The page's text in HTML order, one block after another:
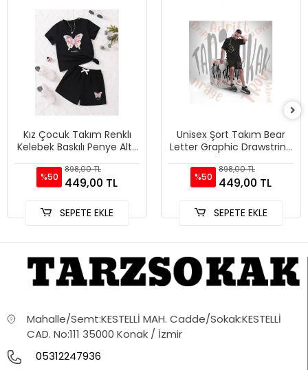
Kız Çocuk Takım Renklı
Kelebek Baskılı Penye Alt-
%50
898,00 TL
449,00 TL
SEPETE EKLE
Unisex Şort Takım Bear
Letter Graphic Drawstring
%50
898,00 TL
449,00 TL
SEPETE EKLE
Mahalle/Semt:KESTELLİ MAH. Cadde/Sokak:KESTELLİ
CAD. No:111 35000 Konak / İzmir
05312247936